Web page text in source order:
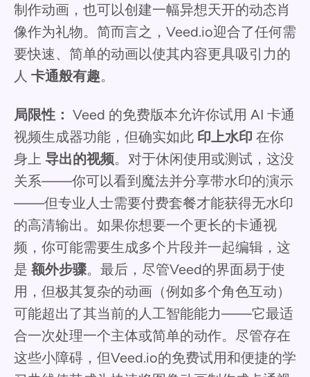
制作动画，也可以创建一幅异想天开的动态肖
像作为礼物。简而言之，Veed.io迎合了任何需
要快速、简单的动画以使其内容更具吸引力的
人 卡通般有趣。
局限性： Veed 的免费版本允许你试用 AI 卡通
视频生成器功能，但确实如此 印上水印 在你
身上 导出的视频。对于休闲使用或测试，这没
关系——你可以看到魔法并分享带水印的演示
——但专业人士需要付费套餐才能获得无水印
的高清输出。如果你想要一个更长的卡通视
频，你可能需要生成多个片段并一起编辑，这
是 额外步骤。最后，尽管Veed的界面易于使
用，但极其复杂的动画（例如多个角色互动）
可能超出了其当前的人工智能能力——它最适
合一次处理一个主体或简单的动作。尽管存在
这些小障碍，但Veed.io的免费试用和便捷的学